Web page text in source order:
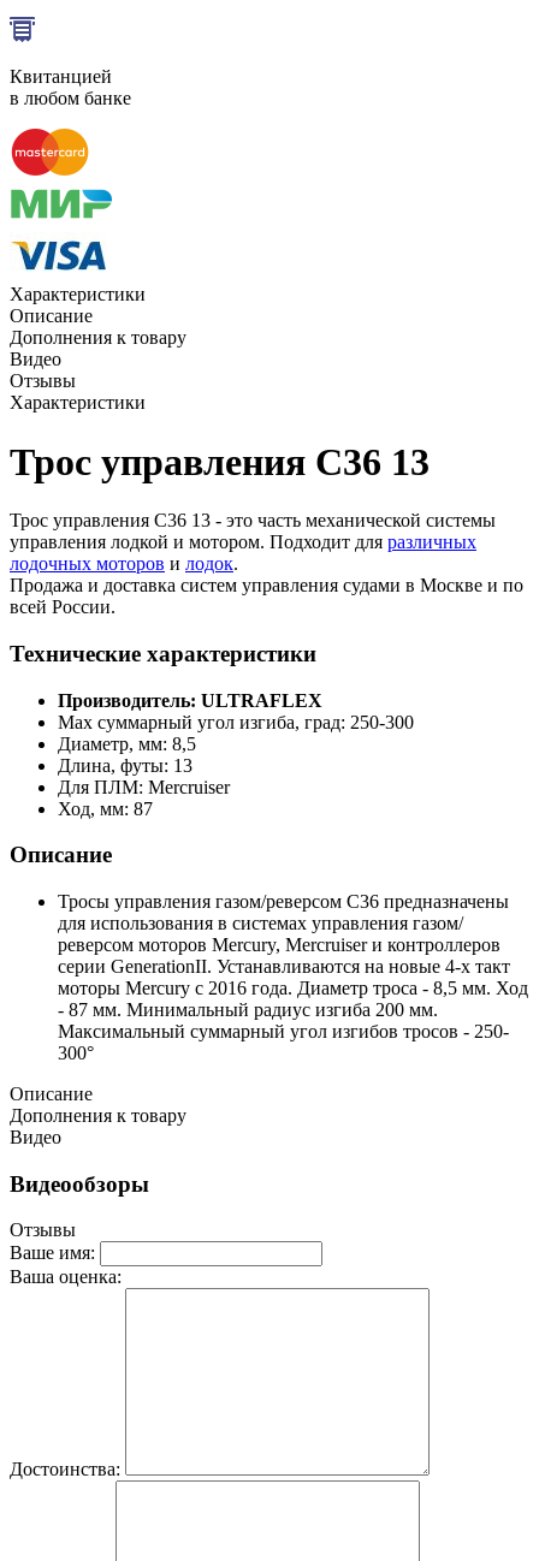
Квитанцией
в любом банке
Характеристики
Описание
Дополнения к товару
Видео
Отзывы
Характеристики
Трос управления C36 13
Трос управления C36 13 - это часть механической системы
управления лодкой и мотором. Подходит для различных
лодочных моторов и лодок.
Продажа и доставка систем управления судами в Москве и по
всей России.
Технические характеристики
Производитель: ULTRAFLEX
Max суммарный угол изгиба, град: 250-300
Диаметр, мм: 8,5
Длина, футы: 13
Для ПЛМ: Mercruiser
Ход, мм: 87
Описание
Тросы управления газом/реверсом С36 предназначены
для использования в системах управления газом/
реверсом моторов Mercury, Mercruiser и контроллеров
серии GenerationII. Устанавливаются на новые 4-х такт
моторы Mercury c 2016 года. Диаметр троса - 8,5 мм. Ход
- 87 мм. Минимальный радиус изгиба 200 мм.
Максимальный суммарный угол изгибов тросов - 250-
300°
Описание
Дополнения к товару
Видео
Видеообзоры
Отзывы
Ваше имя:
Ваша оценка:
Достоинства: